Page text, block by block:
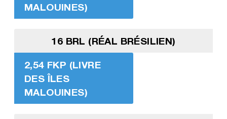
MALOUINES)
16 BRL (RÉAL BRÉSILIEN)
2,54 FKP (LIVRE
DES ÎLES
MALOUINES)